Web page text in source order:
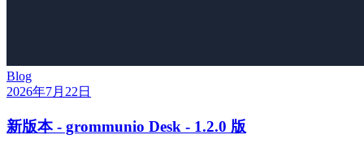
Blog
2026年7月22日
新版本 - grommunio Desk - 1.2.0 版